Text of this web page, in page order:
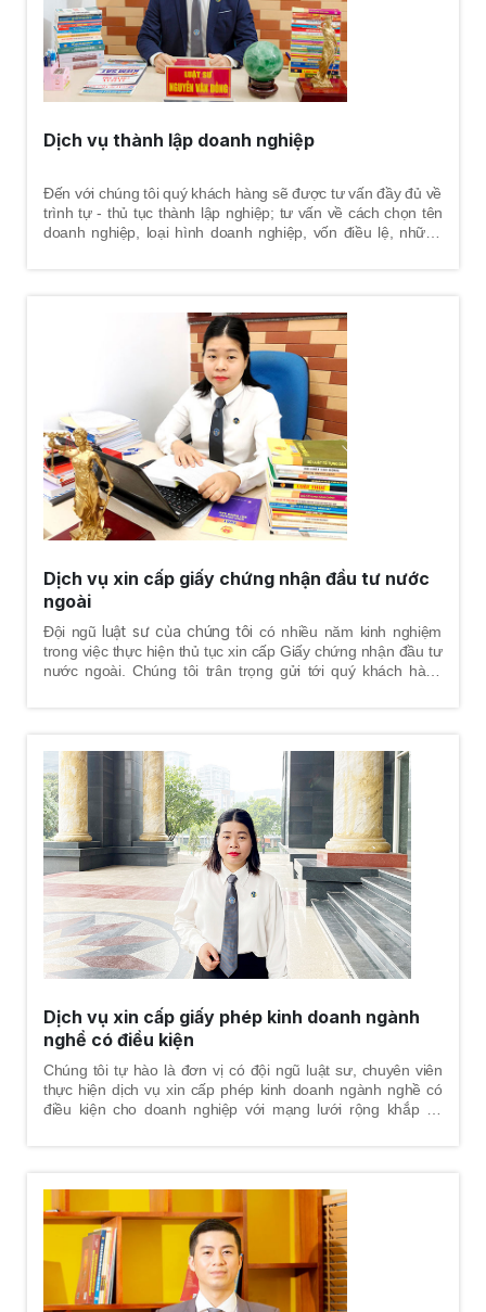
Dịch vụ thành lập doanh nghiệp
Đến với chúng tôi quý khách hàng sẽ được tư vấn đầy đủ về
trình tự - thủ tục thành lập nghiệp; tư vấn về cách chọn tên
doanh nghiệp, loại hình doanh nghiệp, vốn điều lệ, những
quá trình doanh nghiệp hoạt động.
Dịch vụ xin cấp giấy chứng nhận đầu tư nước
ngoài
Đội ngũ luật sư của chúng tôi có nhiều năm kinh nghiệm
trong việc thực hiện thủ tục xin cấp Giấy chứng nhận đầu tư
nước ngoài. Chúng tôi trân trọng gửi tới quý khách hàng
Dịch vụ xin cấp giấy phép kinh doanh ngành
nghề có điều kiện
Chúng tôi tự hào là đơn vị có đội ngũ luật sư, chuyên viên
thực hiện dịch vụ xin cấp phép kinh doanh ngành nghề có
điều kiện cho doanh nghiệp với mạng lưới rộng khắp cả